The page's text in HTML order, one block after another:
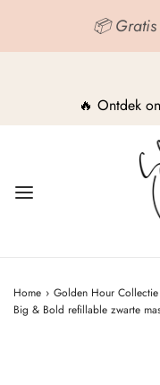
📦
🔥 Ontdek
Home › Golden Hour
Big & Bold refillable zwarte